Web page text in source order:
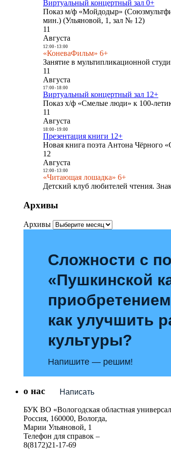
Виртуальный концертный зал 0+
Показ м/ф «Мойдодыр»
мин.) (Ульяновой, 1, зал № 12)
11
Августа
12:00- 13:00
«КоневаФильм» 6+
Занятие в мультипликационной
11
Августа
17:00- 18:00
Виртуальный концертный зал 12+
Показ х/ф «Смелые люди» к 100-
11
Августа
18:00- 19:00
Презентация книги 12+
Новая книга поэта Антона Чёрного
12
Августа
12:00- 13:00
«Читающая лошадка» 6+
Детский клуб любителей чтения.
Архивы
Архивы
Сложности с
«Пушкинской
как улучшить
культуры?
Напишите — решим!
Написать
о нас
БУК ВО «Вологодская областная
Россия, 160000, Вологда,
Марии Ульяновой, 1
Телефон для справок –
8(8172)21-17-69